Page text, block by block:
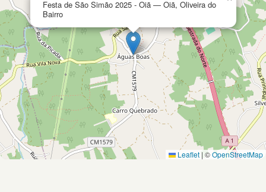
Festa de São Simão 2025 - Oiã — Oiã, Oliveira do
Bairro
Leaflet | ©OpenStreetMap